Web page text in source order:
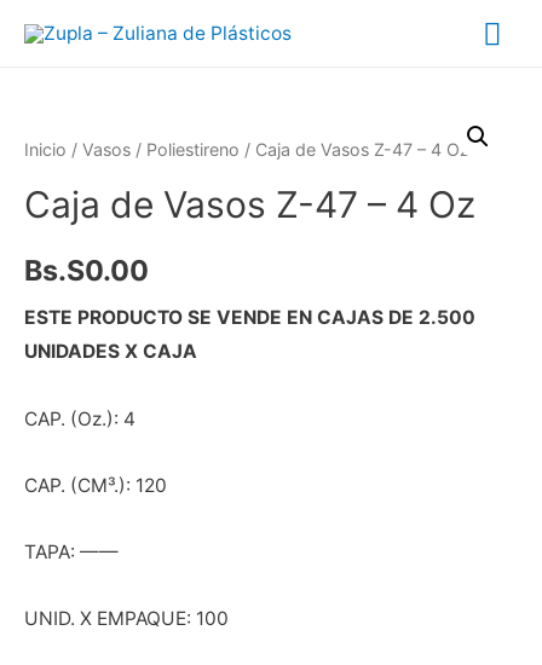
Inicio / Vasos / Poliestireno / Caja de Vasos Z-47 – 4 Oz
Caja de Vasos Z-47 – 4 Oz
Bs.S0.00
ESTE PRODUCTO SE VENDE EN CAJAS DE 2.500
UNIDADES X CAJA
CAP. (Oz.): 4
CAP. (CM³.): 120
TAPA: ——
UNID. X EMPAQUE: 100